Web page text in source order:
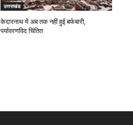
उत्तराखंड
केदारनाथ में अब तक नहीं हुई बर्फबारी,
पर्यावरणविद चिंतित